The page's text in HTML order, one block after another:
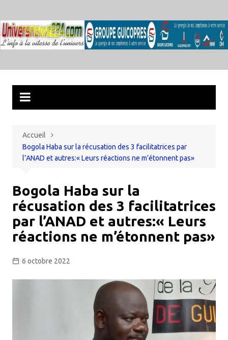
au
contenu
Accueil
Bogola Haba sur la récusation des 3 facilitatrices par
l’ANAD et autres:« Leurs réactions ne m’étonnent pas»
Bogola Haba sur la
récusation des 3 facilitatrices
par l’ANAD et autres:« Leurs
réactions ne m’étonnent pas»
6 octobre 2022